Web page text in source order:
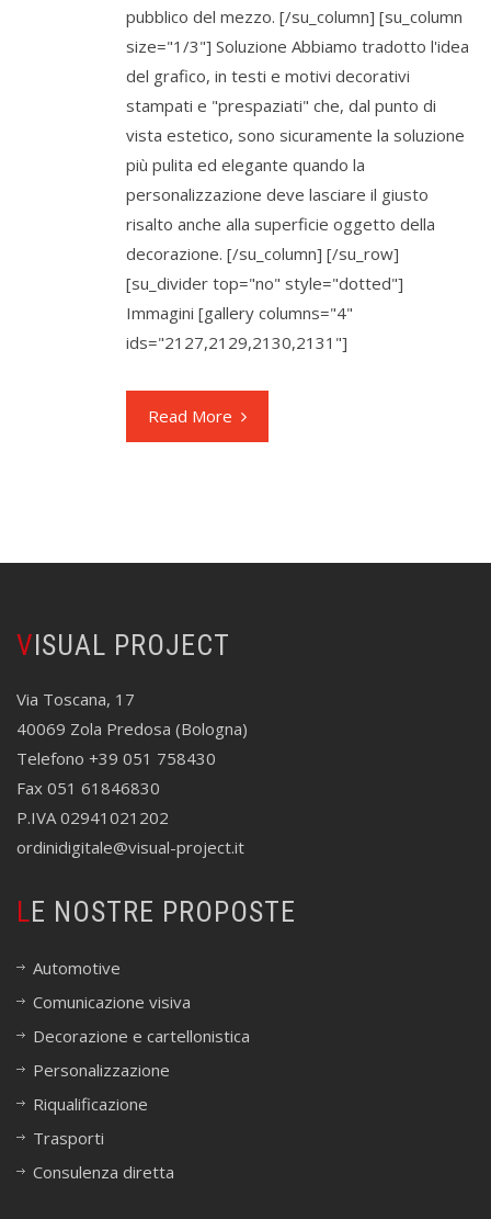
pubblico del mezzo. [/su_column] [su_column
size="1/3"] Soluzione Abbiamo tradotto l'idea
del grafico, in testi e motivi decorativi
stampati e "prespaziati" che, dal punto di
vista estetico, sono sicuramente la soluzione
più pulita ed elegante quando la
personalizzazione deve lasciare il giusto
risalto anche alla superficie oggetto della
decorazione. [/su_column] [/su_row]
[su_divider top="no" style="dotted"]
Immagini [gallery columns="4"
ids="2127,2129,2130,2131"]
Read More
VISUAL PROJECT
Via Toscana, 17
40069 Zola Predosa (Bologna)
Telefono +39 051 758430
Fax 051 61846830
P.IVA 02941021202
ordinidigitale@visual-project.it
LE NOSTRE PROPOSTE
Automotive
Comunicazione visiva
Decorazione e cartellonistica
Personalizzazione
Riqualificazione
Trasporti
Consulenza diretta